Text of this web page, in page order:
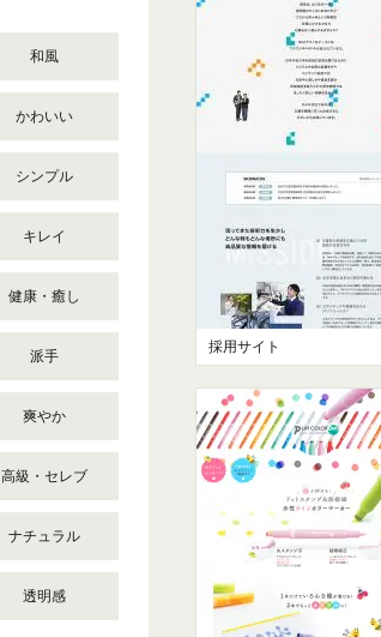
和風
かわいい
シンプル
キレイ
健康・癒し
派手
爽やか
高級・セレブ
ナチュラル
透明感
採用サイト